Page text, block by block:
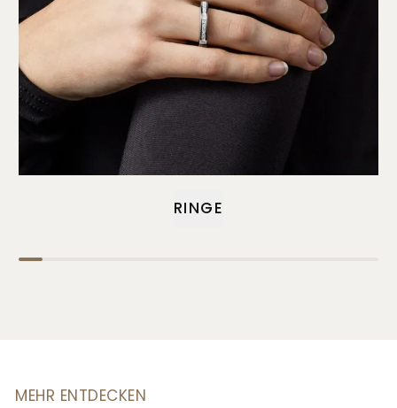
RINGE
MEHR ENTDECKEN